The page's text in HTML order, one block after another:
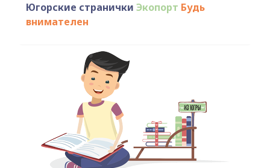
Югорские странички Экопорт Будь
внимателен